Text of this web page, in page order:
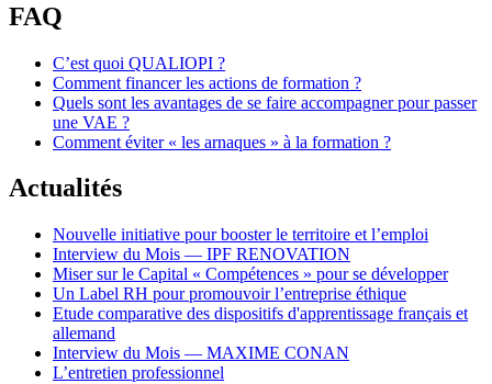
FAQ
C’est quoi QUALIOPI ?
Comment financer les actions de formation ?
Quels sont les avantages de se faire accompagner pour passer
une VAE ?
Comment éviter « les arnaques » à la formation ?
Actualités
Nouvelle initiative pour booster le territoire et l’emploi
Interview du Mois — IPF RENOVATION
Miser sur le Capital « Compétences » pour se développer
Un Label RH pour promouvoir l’entreprise éthique
Etude comparative des dispositifs d'apprentissage français et
allemand
Interview du Mois — MAXIME CONAN
L’entretien professionnel